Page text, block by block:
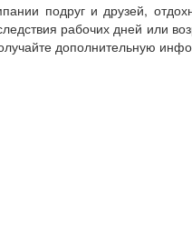
подруг и друзей,
рабочих дней или
дополнительную